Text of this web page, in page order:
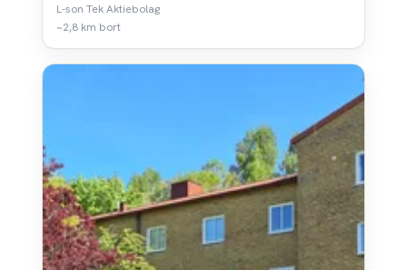
L-son Tek Aktiebolag
~2,8 km bort